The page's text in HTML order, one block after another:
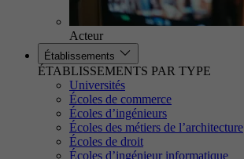
Acteur
Établissements
ÉTABLISSEMENTS PAR TYPE
Universités
Écoles de commerce
Écoles d’ingénieurs
Écoles des métiers de l’architecture
Écoles de droit
Écoles d’ingénieur informatique